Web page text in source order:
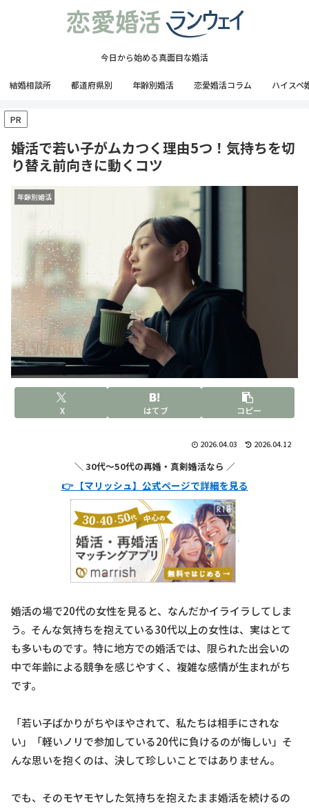
今日から始める真面目な婚活
結婚相談所 都道府県別 年齢別婚活 恋愛婚活コラム ハイスペ
PR
婚活で若い子がムカつく理由5つ！気持ちを切
り替え前向きに動くコツ
年齢別婚活
X はてブ コピー
2026.04.03 2026.04.12
＼ 30代〜50代の再婚・真剣婚活なら ／
👉 【マリッシュ】公式ページで詳細を見る
婚活の場で20代の女性を見ると、なんだかイライラしてしま
う。そんな気持ちを抱えている30代以上の女性は、実はとて
も多いものです。特に地方での婚活では、限られた出会いの
中で年齢による競争を感じやすく、複雑な感情が生まれがち
です。
「若い子ばかりがちやほやされて、私たちは相手にされな
い」「軽いノリで参加している20代に負けるのが悔しい」そ
んな思いを抱くのは、決して珍しいことではありません。
でも、そのモヤモヤした気持ちを抱えたまま婚活を続けるの